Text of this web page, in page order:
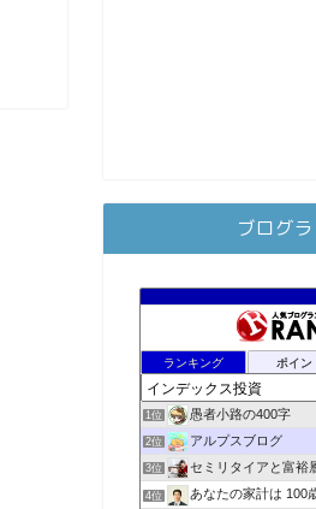
ブログ
ランキング ポイン
1位 愚者小路の400字
2位 アルプスブログ
3位 セミリタイアと富裕
4位 あなたの家計は 100